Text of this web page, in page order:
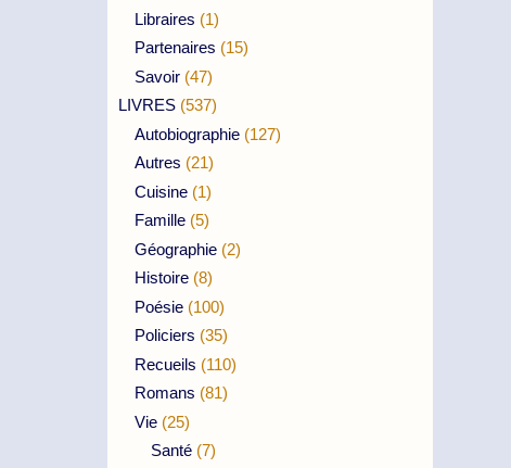
Libraires (1)
Partenaires (15)
Savoir (47)
LIVRES (537)
Autobiographie (127)
Autres (21)
Cuisine (1)
Famille (5)
Géographie (2)
Histoire (8)
Poésie (100)
Policiers (35)
Recueils (110)
Romans (81)
Vie (25)
Santé (7)